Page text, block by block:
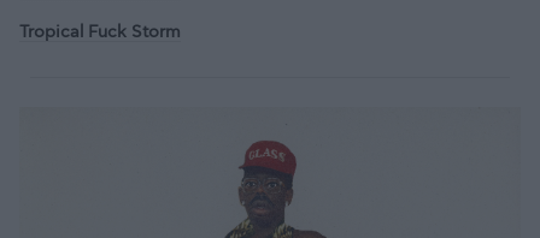
Tropical Fuck Storm